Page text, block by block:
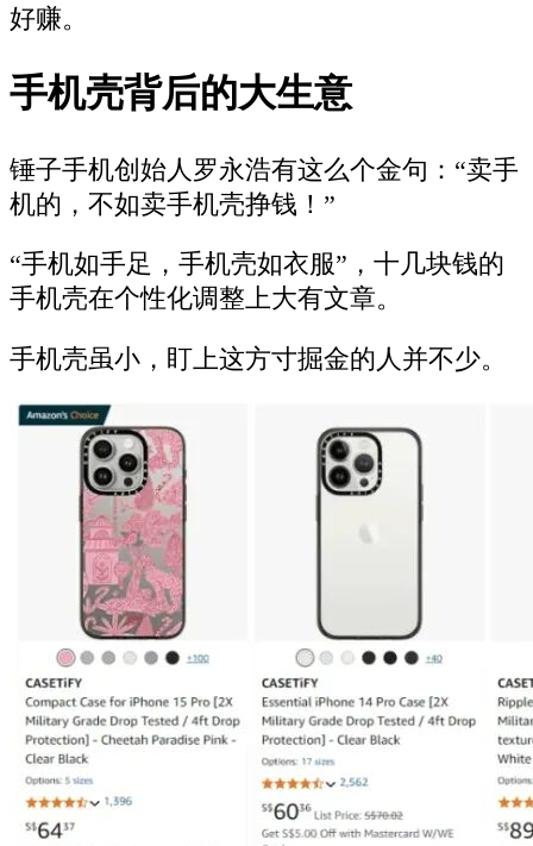
好赚。
手机壳背后的大生意
锤子手机创始人罗永浩有这么个金句：“卖手
机的，不如卖手机壳挣钱！”
“手机如手足，手机壳如衣服”，十几块钱的
手机壳在个性化调整上大有文章。
手机壳虽小，盯上这方寸掘金的人并不少。